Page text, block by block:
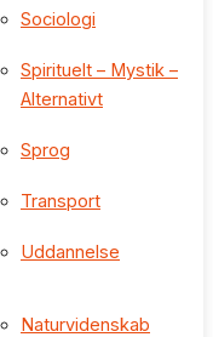
Sociologi
Spirituelt – Mystik –
Alternativt
Sprog
Transport
Uddannelse
Naturvidenskab